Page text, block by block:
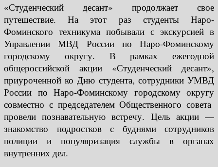
«Студенческий десант» продолжает свое
путешествие. На этот раз студенты Наро-
Фоминского техникума побывали с экскурсией в
Управлении МВД России по Наро-Фоминскому
городскому округу. В рамках ежегодной
общероссийской акции «Студенческий десант»,
приуроченной ко Дню студента, сотрудники УМВД
России по Наро-Фоминскому городскому округу
совместно с председателем Общественного совета
провели познавательную встречу. Цель акции —
знакомство подростков с буднями сотрудников
полиции и популяризация службы в органах
внутренних дел.